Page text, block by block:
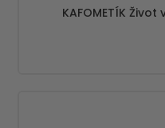
KAFOMETÍK